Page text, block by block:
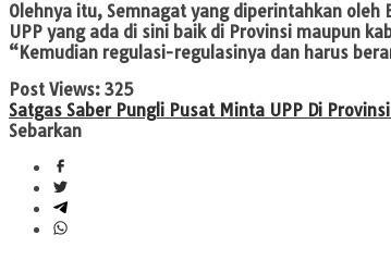
Olehnya itu, Semnagat yang diperintahkan
UPP yang ada di sini baik di Provinsi maupun
“Kemudian regulasi-regulasinya dan harus
Post Views: 325
Satgas Saber Pungli Pusat Minta UPP Di
Sebarkan